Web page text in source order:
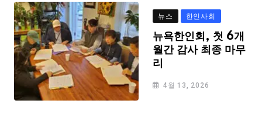
뉴스 한인사회
뉴욕한인회, 첫 6개
월간 감사 최종 마무
리
4월 13, 2026